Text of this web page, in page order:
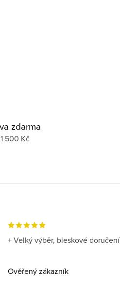
zdarma
500 Kč
+ Velký výběr, bleskové doručení
Ověřený zákazník